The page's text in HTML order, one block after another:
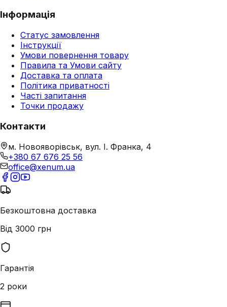
Інформація
Статус замовлення
Інструкції
Умови повернення товару
Правила та Умови сайту
Доставка та оплата
Політика приватності
Часті запитання
Точки продажу
Контакти
м. Новояворівськ, вул. І. Франка, 4
+380 67 676 25 56
office@xenum.ua
Безкоштовна доставка
Від 3000 грн
Гарантія
2 роки